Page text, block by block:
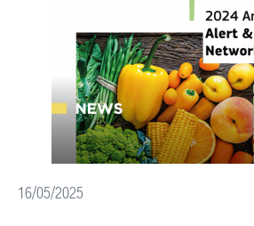
16/05/2025